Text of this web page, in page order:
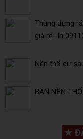
Thùng đựng
giá rẻ- lh
Nền thổ cư
BÁN NỀN
★